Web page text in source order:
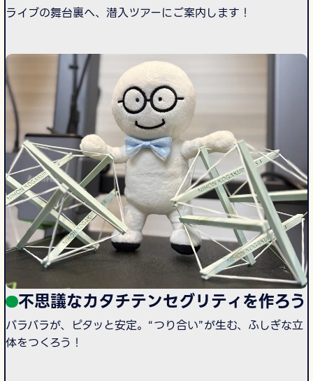
ライブの舞台裏へ、潜入ツアーにご案内します！
不思議なカタチテンセグリティを作ろう
バラバラが、ピタッと安定。“つり合い”が生む、ふしぎな立
体をつくろう！